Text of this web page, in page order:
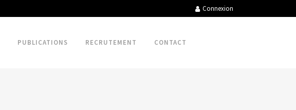
Connexion
PUBLICATIONS RECRUTEMENT CONTACT